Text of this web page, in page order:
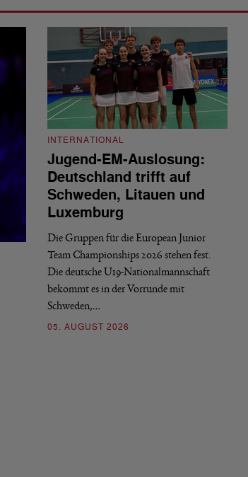
INTERNATIONAL
Jugend-EM-Auslosung:
Deutschland trifft auf
Schweden, Litauen und
Luxemburg
Die Gruppen für die European Junior
Team Championships 2026 stehen fest.
Die deutsche U19-Nationalmannschaft
bekommt es in der Vorrunde mit
Schweden,…
05. AUGUST 2026